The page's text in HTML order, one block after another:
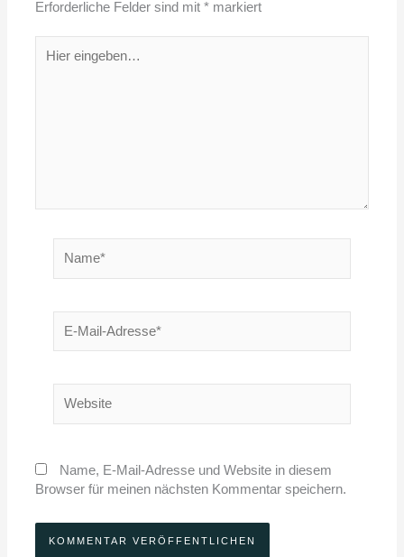
Erforderliche Felder sind mit* markiert
eingeben…
Mail-
Name, E-Mail-Adresse und Website in diesem
Browser für meinen nächsten Kommentar speichern.